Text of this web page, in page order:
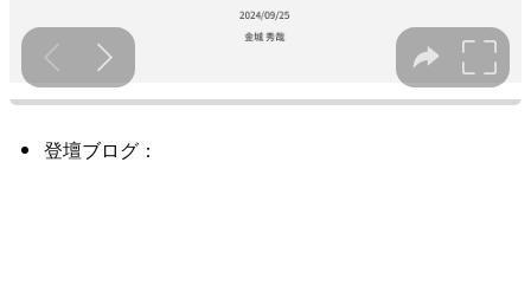
登壇ブログ：